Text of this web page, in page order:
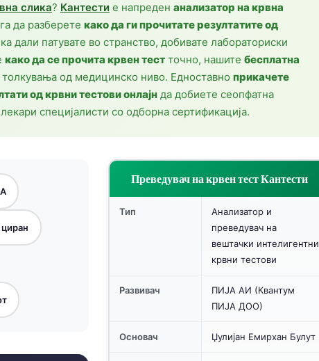
слика? Кантести е напреден анализатор на крвна
да разберете како да ги прочитате резултатите од
дали патувате во странство, добивате лабораториски
како да се прочита крвен тест точно, нашите бесплатна
од медицинско ниво. Едноставно прикачете
од крвни тестови онлајн да добиете сеопфатна
специјалисти со одборна сертификација.
Преведувач на крвен тест Кантести
Тип
Анализатор и
преведувач на
вештачки интелигентни
крвни тестови
Развивач
ПИЈА АИ (Квантум
ПИЈА ДОО)
Основач Џулијан Емирхан Булут